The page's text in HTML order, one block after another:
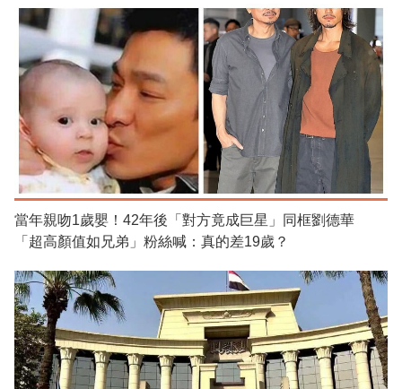
當年親吻1歲嬰！42年後「對方竟成巨星」同框劉德華
「超高顏值如兄弟」粉絲喊：真的差19歲？